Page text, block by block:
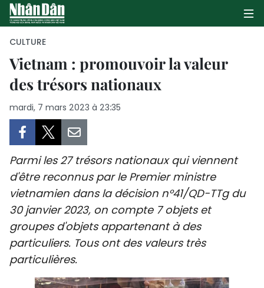
PAGE D'ACCUEIL
POLITIQUE
SOCIÉTÉ
CULTURE
TOURISME
ENVIRONNEMENT
SPORT
CULTURE
Vietnam : promouvoir la valeur
des trésors nationaux
mardi, 7 mars 2023 à 23:35
Parmi les 27 trésors nationaux qui viennent
d'être reconnus par le Premier ministre
vietnamien dans la décision n°41/QD-TTg du
30 janvier 2023, on compte 7 objets et
groupes d'objets appartenant à des
particuliers. Tous ont des valeurs très
particulières.